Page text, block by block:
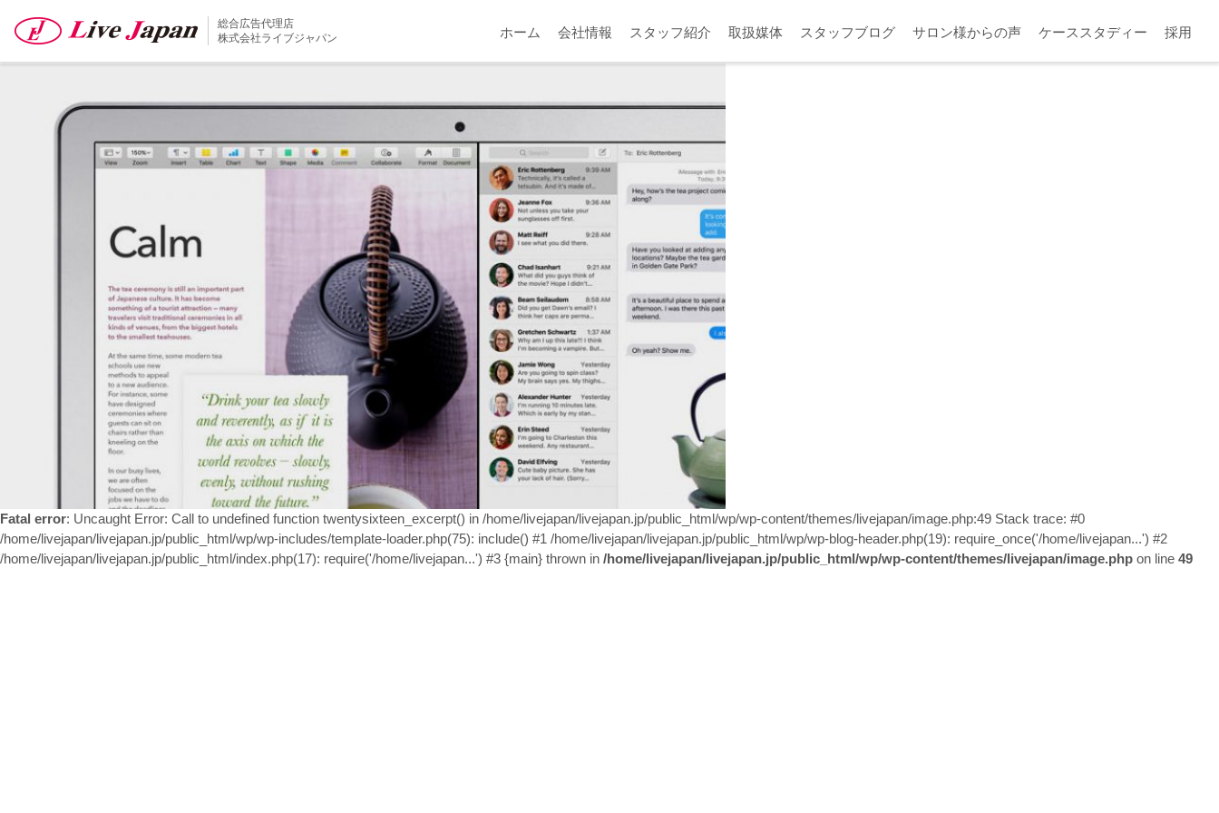
総合広告代理店
株式会社ライブジャパン
ホーム 会社情報 スタッフ紹介 取扱媒体 スタッフブログ サロン様からの声 ケーススタディー 採用
img03
Fatal error: Uncaught Error: Call to undefined function twentysixteen_excerpt() in /home/livejapan/livejapan.jp/public_html/wp/wp-content/themes/livejapan/image.php:49 Stack trace: #0
/home/livejapan/livejapan.jp/public_html/wp/wp-includes/template-loader.php(75): include() #1 /home/livejapan/livejapan.jp/public_html/wp/wp-blog-header.php(19): require_once('/home/livejapan...') #2
/home/livejapan/livejapan.jp/public_html/index.php(17): require('/home/livejapan...') #3 {main} thrown in /home/livejapan/livejapan.jp/public_html/wp/wp-content/themes/livejapan/image.php on line 49